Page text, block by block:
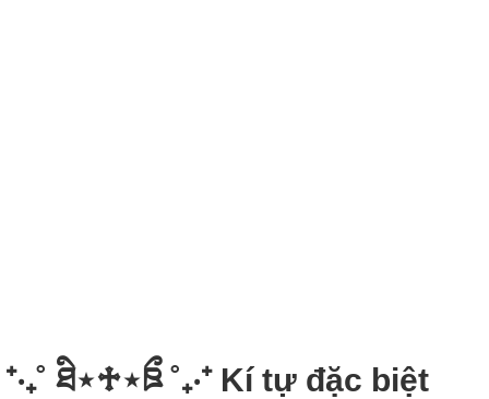
⁺‧₊˚ ཐི⋆♱⋆ཋྀ ˚₊‧⁺ Kí tự đặc biệt